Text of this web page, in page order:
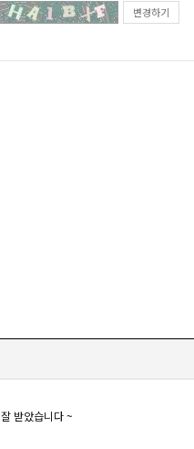
변경하기
잘 받았습니다 ~